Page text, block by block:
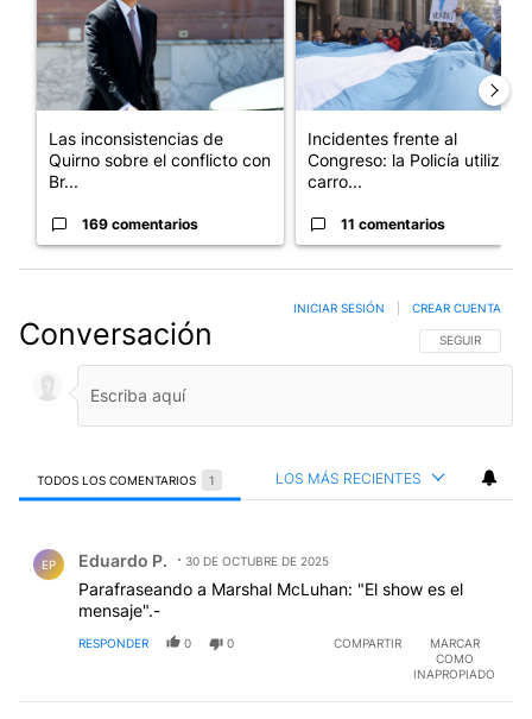
Las inconsistencias de
Quirno sobre el conflicto con
Br...
169 comentarios
Incidentes frente al
Congreso: la Policía utiliza
carro...
11 comentarios
Conversación SIGA ESTA
SEGUIR
INICIAR SESIÓN CREAR CUENTA
TODOS LOS COMENTARIOS 1 LOS MÁS RECIENTES
EP Eduardo P. 30 DE OCTUBRE DE 2025
Parafraseando a Marshal McLuhan: "El show es el
mensaje".-
RESPONDER 0 0 COMPARTIR
MARCAR
COMO
INAPROPIADO